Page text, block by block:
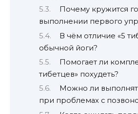
Почему кружится
выполнении первого
В чём отличие «5
обычной йоги?
Помогает ли
тибетцев» похудеть?
Можно ли
при проблемах с